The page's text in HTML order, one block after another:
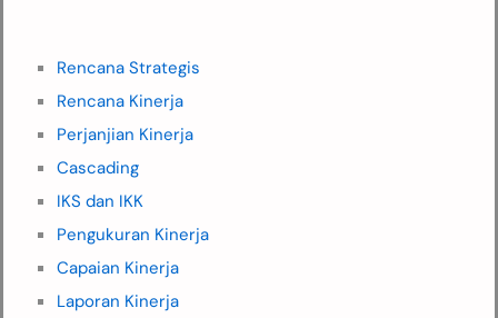
Rencana Strategis
Rencana Kinerja
Perjanjian Kinerja
Cascading
IKS dan IKK
Pengukuran Kinerja
Capaian Kinerja
Laporan Kinerja